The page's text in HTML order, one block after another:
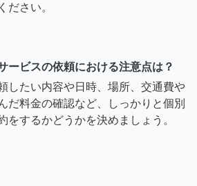
ださい。
ービスの依頼における注意点は？
したい内容や日時、場所、交通費や
だ料金の確認など、しっかりと個別
をするかどうかを決めましょう。